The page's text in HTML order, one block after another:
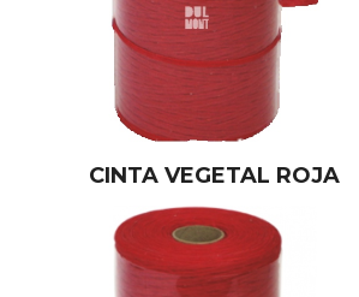
CINTA VEGETAL ROJA